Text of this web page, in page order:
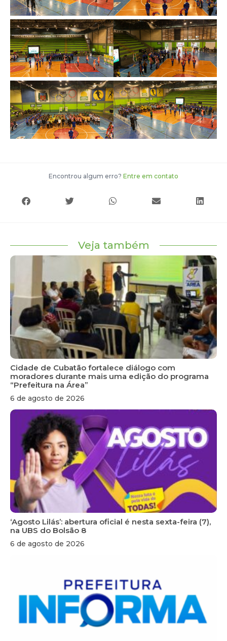
Encontrou algum erro? Entre em contato
Veja também
Cidade de Cubatão fortalece diálogo com
moradores durante mais uma edição do programa
“Prefeitura na Área”
6 de agosto de 2026
‘Agosto Lilás’: abertura oficial é nesta sexta-feira (7),
na UBS do Bolsão 8
6 de agosto de 2026